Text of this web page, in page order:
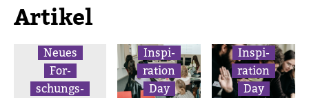
Artikel
Neues
For­
schungs­
Inspi­
ra­tion
Day
Inspi­
ra­tion
Day